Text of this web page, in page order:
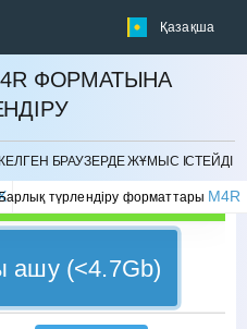
Қазақша
ФОРМАТЫНА
БРАУЗЕРДЕ ЖҰМЫС ІСТЕЙДІ
түрлендіру форматтары M4R
ашу (<4.7Gb)